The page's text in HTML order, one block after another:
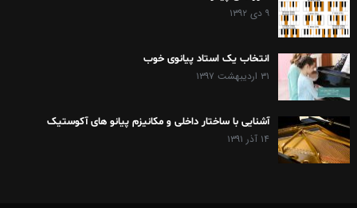
۹ دی ۱۳۹۲
انتخاب یک استاد پیانوی خوب
۳۱ اردیبهشت ۱۳۹۷
آشنایی با ساختار داخلی و مکانیزم پیانو های آکوستیک
۱۴ آذر ۱۳۹۱